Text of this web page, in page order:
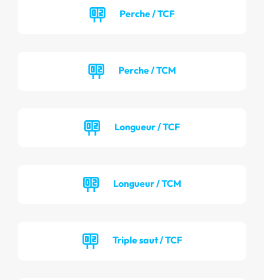
Perche / TCF
Perche / TCM
Longueur / TCF
Longueur / TCM
Triple saut / TCF